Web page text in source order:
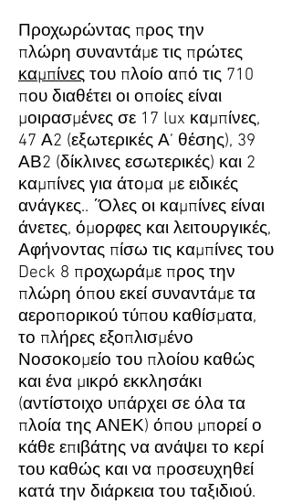
Προχωρώντας προς την
πλώρη συναντάμε τις πρώτες
καμπίνες του πλοίο από τις 710
που διαθέτει οι οποίες είναι
μοιρασμένες σε 17 lux καμπίνες,
47 Α2 (εξωτερικές Α’ θέσης), 39
ΑΒ2 (δίκλινες εσωτερικές) και 2
καμπίνες για άτομα με ειδικές
ανάγκες.. ΄Όλες οι καμπίνες είναι
άνετες, όμορφες και λειτουργικές,
Αφήνοντας πίσω τις καμπίνες του
Deck 8 προχωράμε προς την
πλώρη όπου εκεί συναντάμε τα
αεροπορικού τύπου καθίσματα,
το πλήρες εξοπλισμένο
Νοσοκομείο του πλοίου καθώς
και ένα μικρό εκκλησάκι
(αντίστοιχο υπάρχει σε όλα τα
πλοία της ΑΝΕΚ) όπου μπορεί ο
κάθε επιβάτης να ανάψει το κερί
του καθώς και να προσευχηθεί
κατά την διάρκεια του ταξιδιού.